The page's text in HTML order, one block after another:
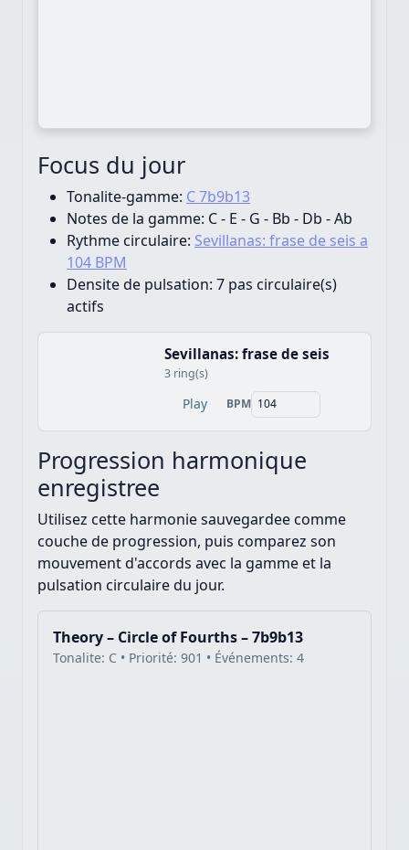
Focus du jour
Tonalite-gamme: C 7b9b13
Notes de la gamme: C - E - G - Bb - Db - Ab
Rythme circulaire: Sevillanas: frase de seis a
104 BPM
Densite de pulsation: 7 pas circulaire(s)
actifs
Sevillanas: frase de seis
3 ring(s)
Play BPM
Progression harmonique
enregistree
Utilisez cette harmonie sauvegardee comme
couche de progression, puis comparez son
mouvement d'accords avec la gamme et la
pulsation circulaire du jour.
Theory – Circle of Fourths – 7b9b13
Tonalite: C • Priorité: 901 • Événements: 4